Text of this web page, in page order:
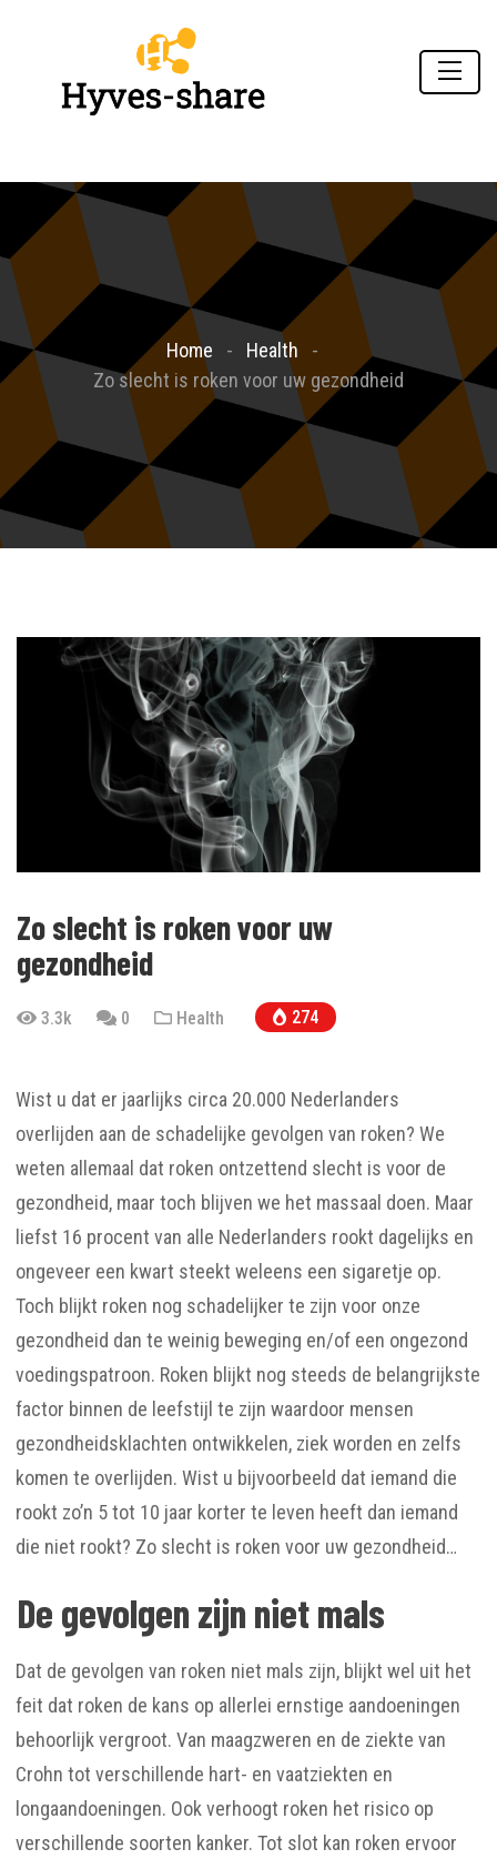
Home
Health
Zo slecht is roken voor uw gezondheid
Zo slecht is roken voor uw
gezondheid
3.3k 0 Health 274
Wist u dat er jaarlijks circa 20.000 Nederlanders
overlijden aan de schadelijke gevolgen van roken? We
weten allemaal dat roken ontzettend slecht is voor de
gezondheid, maar toch blijven we het massaal doen. Maar
liefst 16 procent van alle Nederlanders rookt dagelijks en
ongeveer een kwart steekt weleens een sigaretje op.
Toch blijkt roken nog schadelijker te zijn voor onze
gezondheid dan te weinig beweging en/of een ongezond
voedingspatroon. Roken blijkt nog steeds de belangrijkste
factor binnen de leefstijl te zijn waardoor mensen
gezondheidsklachten ontwikkelen, ziek worden en zelfs
komen te overlijden. Wist u bijvoorbeeld dat iemand die
rookt zo’n 5 tot 10 jaar korter te leven heeft dan iemand
die niet rookt? Zo slecht is roken voor uw gezondheid…
De gevolgen zijn niet mals
Dat de gevolgen van roken niet mals zijn, blijkt wel uit het
feit dat roken de kans op allerlei ernstige aandoeningen
behoorlijk vergroot. Van maagzweren en de ziekte van
Crohn tot verschillende hart- en vaatziekten en
longaandoeningen. Ook verhoogt roken het risico op
verschillende soorten kanker. Tot slot kan roken ervoor